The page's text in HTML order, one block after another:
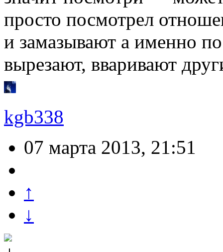
просто посмотрел
и замазывают а именно
вырезают, вваривают
kgb338
07 марта 2013, 21:51
↑
↓